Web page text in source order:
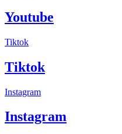
Youtube
Tiktok
Tiktok
Instagram
Instagram